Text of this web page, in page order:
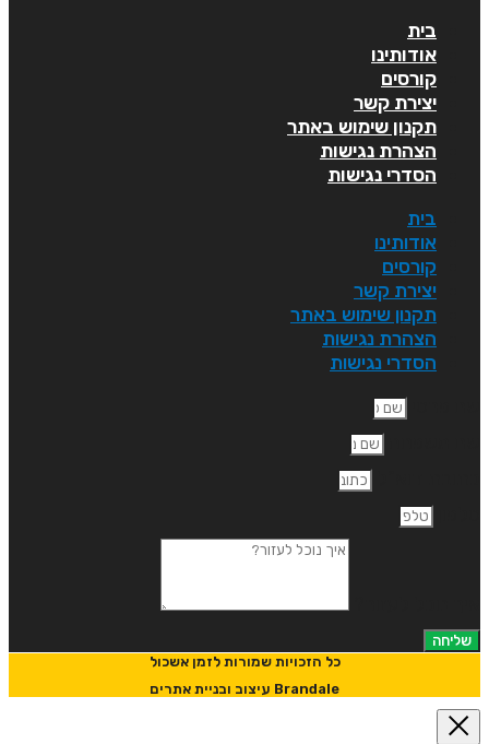
בית
אודותינו
קורסים
יצירת קשר
תקנון שימוש באתר
הצהרת נגישות
הסדרי נגישות
בית
אודותינו
קורסים
יצירת קשר
תקנון שימוש באתר
הצהרת נגישות
הסדרי נגישות
שליחה
כל הזכויות שמורות לזמן אשכול
Brandale עיצוב ובניית אתרים